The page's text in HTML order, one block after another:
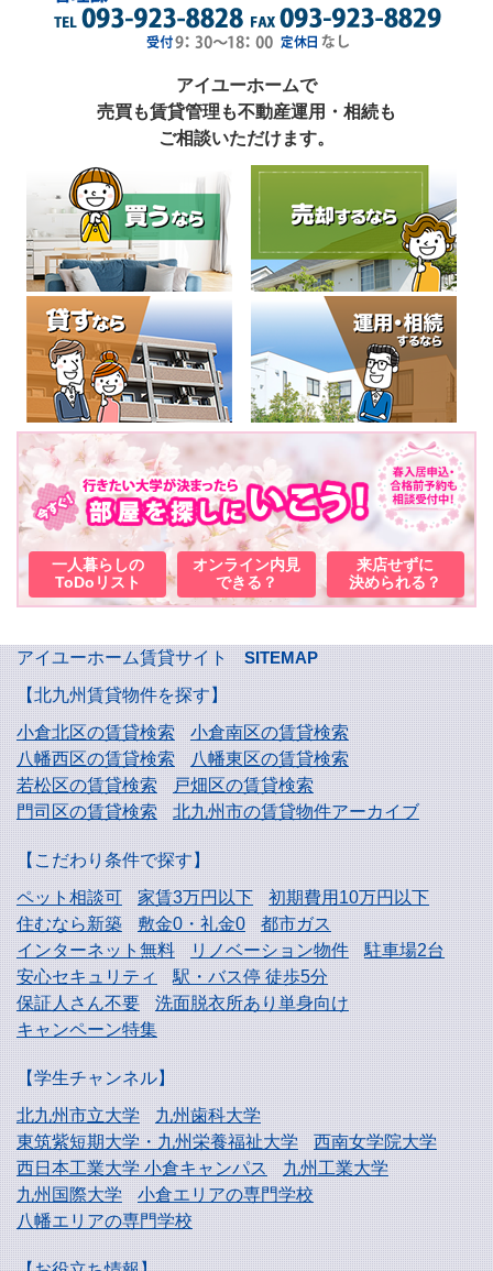
アイユーホームで
売買も賃貸管理も不動産運用・相続も
ご相談いただけます。
一人暮らしの
ToDoリスト
オンライン内見
できる？
来店せずに
決められる？
アイユーホーム賃貸サイト
SITEMAP
【北九州賃貸物件を探す】
小倉北区の賃貸検索
小倉南区の賃貸検索
八幡西区の賃貸検索
八幡東区の賃貸検索
若松区の賃貸検索
戸畑区の賃貸検索
門司区の賃貸検索
北九州市の賃貸物件アーカイブ
【こだわり条件で探す】
ペット相談可
家賃3万円以下
初期費用10万円以下
住むなら新築
敷金0・礼金0
都市ガス
インターネット無料
リノベーション物件
駐車場2台
安心セキュリティ
駅・バス停 徒歩5分
保証人さん不要
洗面脱衣所あり単身向け
キャンペーン特集
【学生チャンネル】
北九州市立大学
九州歯科大学
東筑紫短期大学・九州栄養福祉大学
西南女学院大学
西日本工業大学小倉キャンパス
九州工業大学
九州国際大学
小倉エリアの専門学校
八幡エリアの専門学校